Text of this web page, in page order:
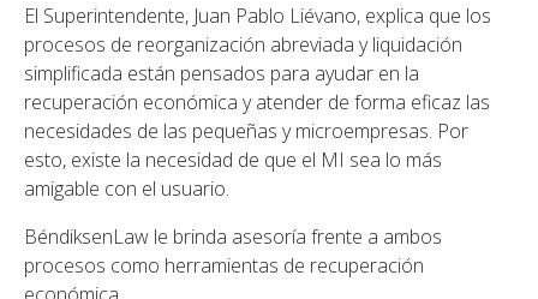
El Superintendente, Juan Pablo Liévano, explica que los
procesos de reorganización abreviada y liquidación
simplificada están pensados para ayudar en la
recuperación económica y atender de forma eficaz las
necesidades de las pequeñas y microempresas. Por
esto, existe la necesidad de que el MI sea lo más
amigable con el usuario.
BéndiksenLaw le brinda asesoría frente a ambos
procesos como herramientas de recuperación